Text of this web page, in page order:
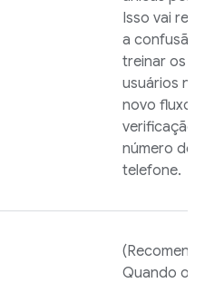
Isso vai reduzir
a confusão e
treinar os
usuários no
novo fluxo de
verificação de
número de
telefone.
Quando o app